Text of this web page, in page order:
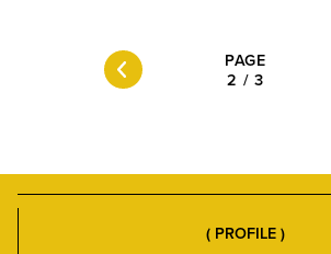
PAGE
2 /3
( PROFILE )